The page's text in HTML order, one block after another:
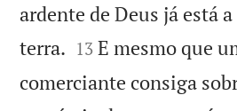
ardente de Deus já está
terra. 

13 E mesmo que
comerciante consiga